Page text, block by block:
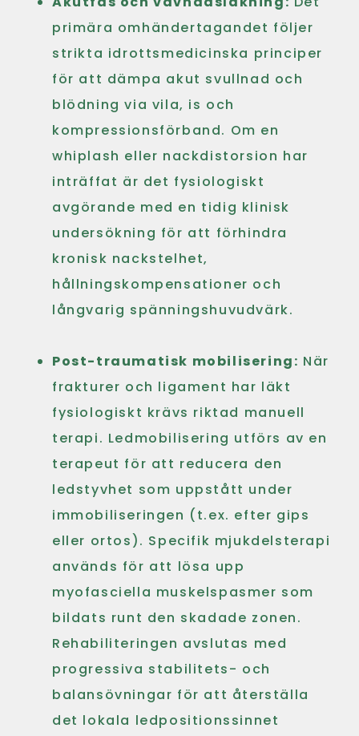
primära omhändertagandet följer
strikta idrottsmedicinska principer
för att dämpa akut svullnad och
blödning via vila, is och
kompressionsförband. Om en
whiplash eller nackdistorsion har
inträffat är det fysiologiskt
avgörande med en tidig klinisk
undersökning för att förhindra
kronisk nackstelhet,
hållningskompensationer och
långvarig spänningshuvudvärk.
Post-traumatisk mobilisering: När
frakturer och ligament har läkt
fysiologiskt krävs riktad manuell
terapi. Ledmobilisering utförs av en
terapeut för att reducera den
ledstyvhet som uppstått under
immobiliseringen (t.ex. efter gips
eller ortos). Specifik mjukdelsterapi
används för att lösa upp
myofasciella muskelspasmer som
bildats runt den skadade zonen.
Rehabiliteringen avslutas med
progressiva stabilitets- och
balansövningar för att återställa
det lokala ledpositionssinnet